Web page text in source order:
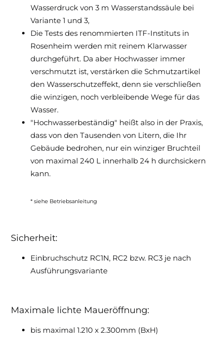
Wasserdruck von 3 m Wasserstandssäule bei
Variante 1 und 3,
Die Tests des renommierten ITF-Instituts in
Rosenheim werden mit reinem Klarwasser
durchgeführt. Da aber Hochwasser immer
verschmutzt ist, verstärken die Schmutzartikel
den Wasserschutzeffekt, denn sie verschließen
die winzigen, noch verbleibende Wege für das
Wasser.
"Hochwasserbeständig" heißt also in der Praxis,
dass von den Tausenden von Litern, die Ihr
Gebäude bedrohen, nur ein winziger Bruchteil
von maximal 240 L innerhalb 24 h durchsickern
kann.
* siehe Betriebsanleitung
Sicherheit:
Einbruchschutz RC1N, RC2 bzw. RC3 je nach
Ausführungsvariante
Maximale lichte Maueröffnung:
bis maximal 1.210 x 2.300mm (BxH)